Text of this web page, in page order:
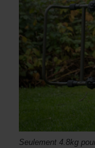
Seulement 4.8kg